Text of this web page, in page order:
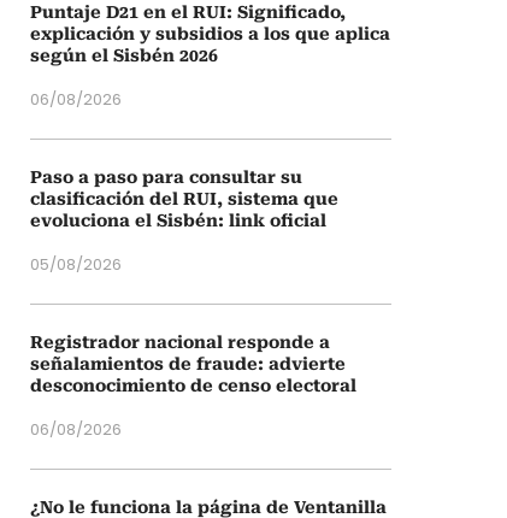
Puntaje D21 en el RUI: Significado,
explicación y subsidios a los que aplica
según el Sisbén 2026
06/08/2026
Paso a paso para consultar su
clasificación del RUI, sistema que
evoluciona el Sisbén: link oficial
05/08/2026
Registrador nacional responde a
señalamientos de fraude: advierte
desconocimiento de censo electoral
06/08/2026
¿No le funciona la página de Ventanilla